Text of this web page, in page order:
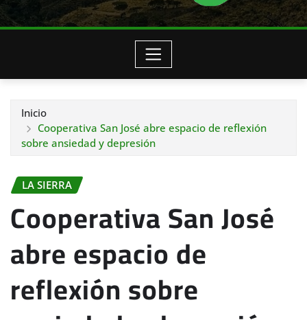
Inicio
Cooperativa San José abre espacio de reflexión
sobre ansiedad y depresión
LA SIERRA
Cooperativa San José
abre espacio de
reflexión sobre